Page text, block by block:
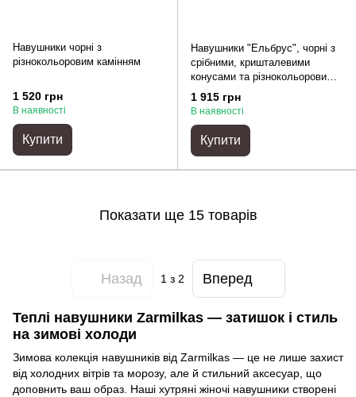
Навушники чорні з
різнокольоровим камінням
1 520 грн
В наявності
Купити
Навушники "Ельбрус", чорні з
срібними, кришталевими
конусами та різнокольоровим
камінням
1 915 грн
В наявності
Купити
Показати ще 15 товарів
Назад 1 з 2 Вперед
Теплі навушники Zarmilkas — затишок і стиль
на зимові холоди
Зимова колекція навушників від Zarmilkas — це не лише захист
від холодних вітрів та морозу, але й стильний аксесуар, що
доповнить ваш образ. Наші хутряні жіночі навушники створені